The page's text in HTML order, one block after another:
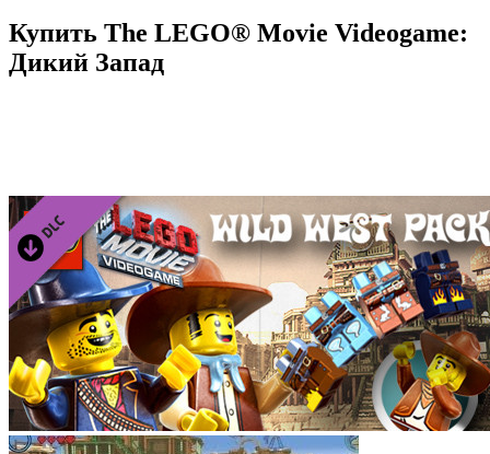
Купить The LEGO® Movie Videogame:
Дикий Запад